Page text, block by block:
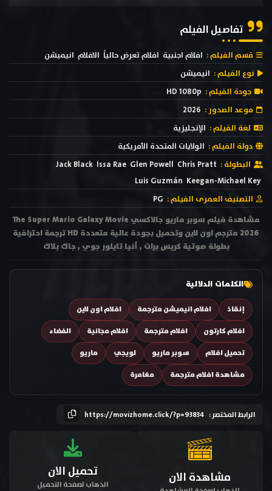
تفاصيل الفيلم
قسم الفيلم : افلام اجنبية افلام تعرض حالياً الافلام انيميشن
نوع الفيلم : انيميشن
جودة الفيلم : HD 1080p
موعد الصدور : 2026
لغة الفيلم : الإنجليزية
دولة الفيلم : الولايات المتحدة الأمريكية
البطولة : Chris Pratt
Glen Powell
Issa Rae
Jack Black
Keegan-Michael Key
Luis Guzmán
التصنيف العمرى الفيلم : PG
مشاهدة فيلم سوبر ماريو جالاكسي The Super Mario Galaxy Movie
2026 مترجم اون لاين وتحميل بجودة عالية متعددة HD ترجمة احترافية
بطولة صوتية كريس برات , أنيا تايلور جوي , جاك بلاك
الكلمات الدلالية
إنقاذ افلام انيميشن مترجمة
افلام اون لاين
افلام كارتون
افلام مترجمة افلام مجانية
الفضاء
تحميل افلام
سوبر ماريو لويجي
ماريو
مشاهدة افلام مترجمة
مغامرة
الرابط المختصر : https://movizhome.click/?p=93834
مشاهدة الان تحميل الان
الذهاب لصفحة التحميل